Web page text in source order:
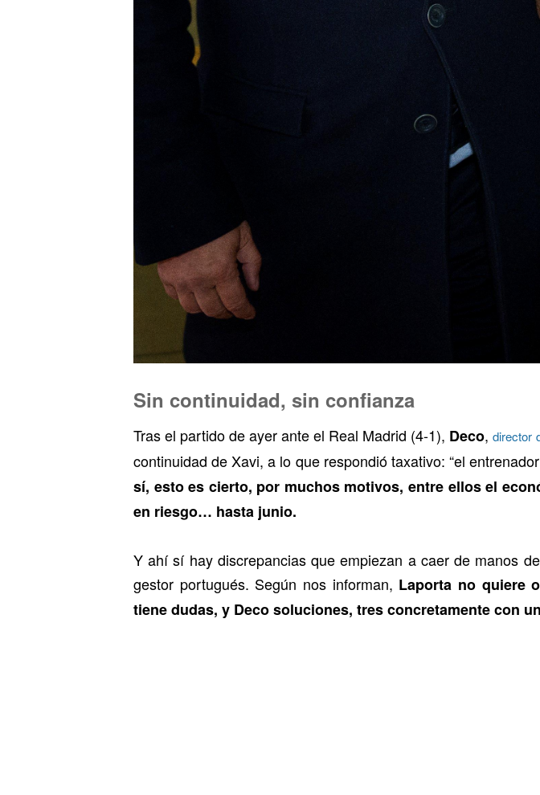
Sin continuidad, sin confianza
Tras el partido de ayer ante el Real Madrid (4-1), Deco,director
continuidad de Xavi, a lo que respondió taxativo: “el
sí, esto es cierto, por muchos motivos, entre ellos el
en riesgo… hasta junio.
Y ahí sí hay discrepancias que empiezan a caer de manos
gestor portugués. Según nos informan, Laporta no quiere
tiene dudas, y Deco soluciones, tres concretamente con